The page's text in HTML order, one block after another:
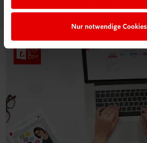
Nur notwendige Cookies